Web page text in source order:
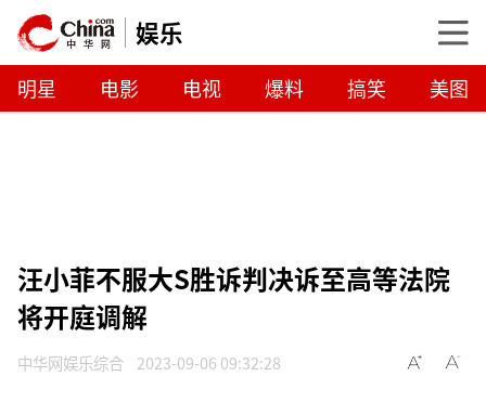
娱乐
明星 电影 电视 爆料 搞笑 美图
汪小菲不服大S胜诉判决诉至高等法院
将开庭调解
中华网娱乐综合 2023-09-06 09:32:28